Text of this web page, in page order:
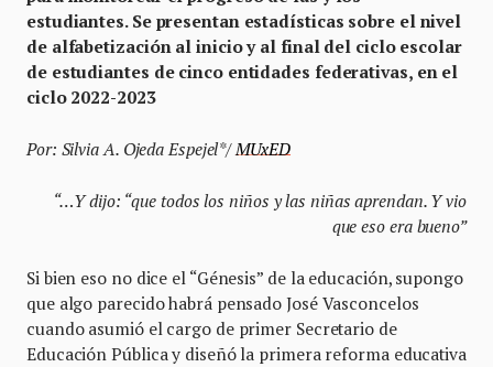
estudiantes. Se presentan estadísticas sobre el nivel
de alfabetización al inicio y al final del ciclo escolar
de estudiantes de cinco entidades federativas, en el
ciclo 2022-2023
Por: Silvia A. Ojeda Espejel*/MUxED
“…Y dijo: “que todos los niños y las niñas aprendan. Y vio
que eso era bueno”
Si bien eso no dice el “Génesis” de la educación, supongo
que algo parecido habrá pensado José Vasconcelos
cuando asumió el cargo de primer Secretario de
Educación Pública y diseñó la primera reforma educativa